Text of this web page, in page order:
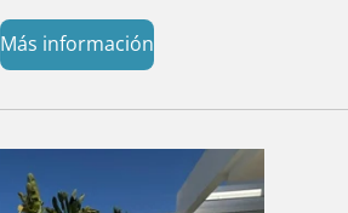
Más información